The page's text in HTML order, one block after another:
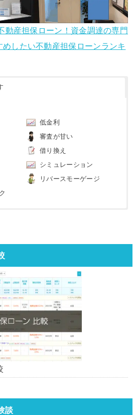
動産担保ローン！資金調達の専門
したい不動産担保ローンランキ
低金利
審査が甘い
借り換え
シミュレーション
リバースモーゲージ
談